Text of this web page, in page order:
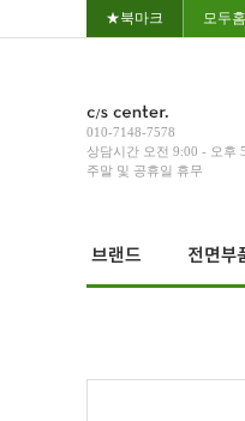
★북마크 모두
010-7148-7578
상담시간 오전 9:00 - 오후
주말 및 공휴일 휴무